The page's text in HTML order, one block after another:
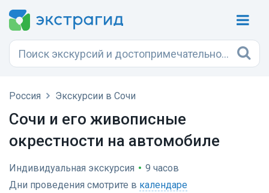
Россия Экскурсии в Сочи
Сочи и его живописные
окрестности на автомобиле
Индивидуальная экскурсия • 9 часов
Дни проведения смотрите в календаре